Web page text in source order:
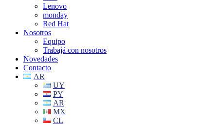
Lenovo
monday
Red Hat
Nosotros
Equipo
Trabajá con nosotros
Novedades
Contacto
AR
UY
PY
AR
MX
CL